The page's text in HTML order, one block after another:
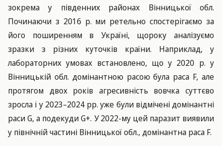
зокрема у південних районах Вінницької обл.
Починаючи з 2016 р. ми ретельно спостерігаємо за
його поширенням в Україні, щороку аналізуємо
зразки з різних куточків країни. Наприклад, у
лабораторних умовах встановлено, що у 2020 р. у
Вінницькій обл. домінантною расою була раса F, але
протягом двох років агресивність вовчка суттєво
зросла і у 2023–2024 рр. уже були відмічені домінантні
раси G, а подекуди G+. У 2022-му цей паразит виявили
у північній частині Вінницької обл., домінантна раса F.